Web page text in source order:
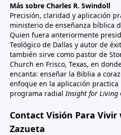
Más sobre Charles R. Swindoll
Precisión, claridad y aplicación
ministerio de enseñanza bíblica
Quien fuera anteriormente
Teológico de Dallas y autor de
también sirve como pastor de
Church en Frisco, Texas, en
encanta: enseñar la Biblia a
enfoque en la aplicación practica
programa radial Insight for Living
Contact Visión Para Vivir
Zazueta